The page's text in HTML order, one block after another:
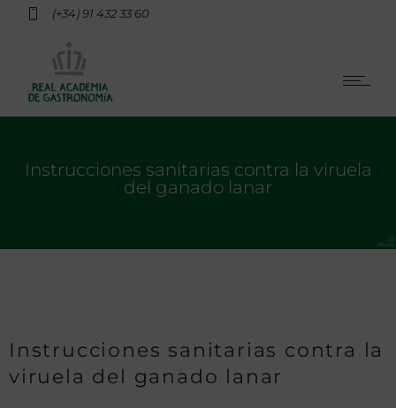
(+34) 91 432 33 60
Instrucciones sanitarias contra la viruela
del ganado lanar
Instrucciones sanitarias contra la
viruela del ganado lanar